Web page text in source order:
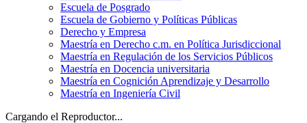
Escuela de Posgrado
Escuela de Gobierno y Políticas Públicas
Derecho y Empresa
Maestría en Derecho c.m. en Política Jurisdiccional
Maestría en Regulación de los Servicios Públicos
Maestría en Docencia universitaria
Maestría en Cognición Aprendizaje y Desarrollo
Maestría en Ingeniería Civil
Cargando el Reproductor...